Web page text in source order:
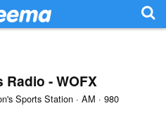
Radio - WOFX
Sports Station · AM · 980